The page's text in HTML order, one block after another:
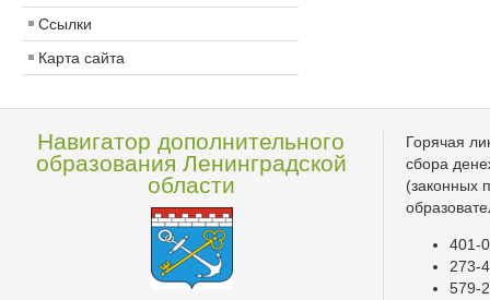
Ссылки
Карта сайта
Навигатор дополнительного
образования Ленинградской
области
Горячая
сбора
(законных
401-
273-
579-